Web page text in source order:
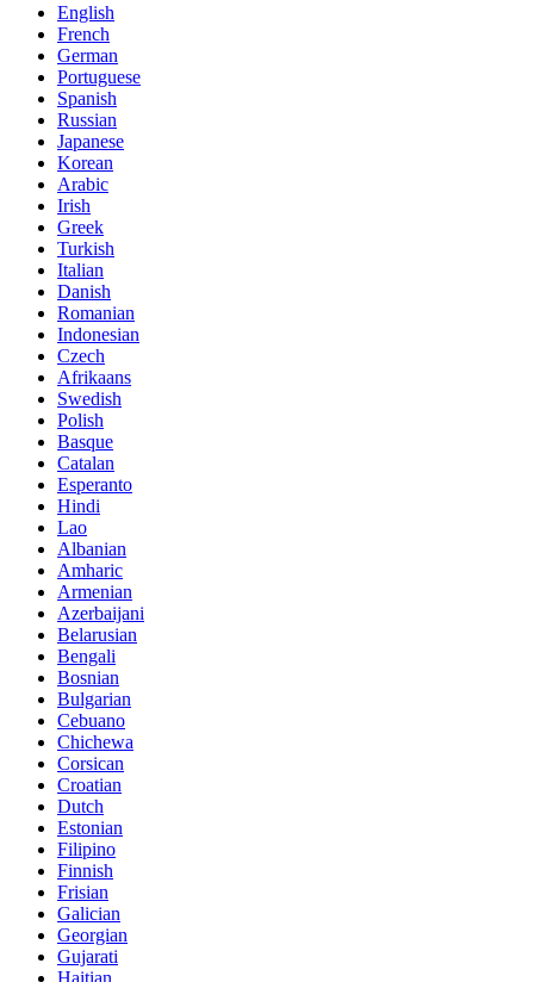
English
French
German
Portuguese
Spanish
Russian
Japanese
Korean
Arabic
Irish
Greek
Turkish
Italian
Danish
Romanian
Indonesian
Czech
Afrikaans
Swedish
Polish
Basque
Catalan
Esperanto
Hindi
Lao
Albanian
Amharic
Armenian
Azerbaijani
Belarusian
Bengali
Bosnian
Bulgarian
Cebuano
Chichewa
Corsican
Croatian
Dutch
Estonian
Filipino
Finnish
Frisian
Galician
Georgian
Gujarati
Haitian